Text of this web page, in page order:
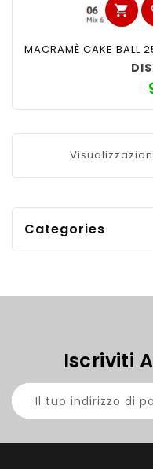
shopping_cart
Categories
Iscriviti